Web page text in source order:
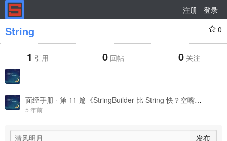
登录
注册
String 0
1 引用 0 回帖 0 关注
面经手册 · 第 11 篇《StringBuilder 比 String 快？空嘴白牙的，证据呢！》
5 年前
发布